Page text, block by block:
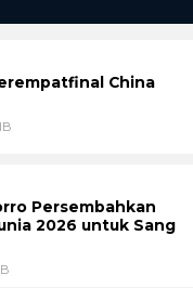
China
Persembahkan
2026 untuk Sang